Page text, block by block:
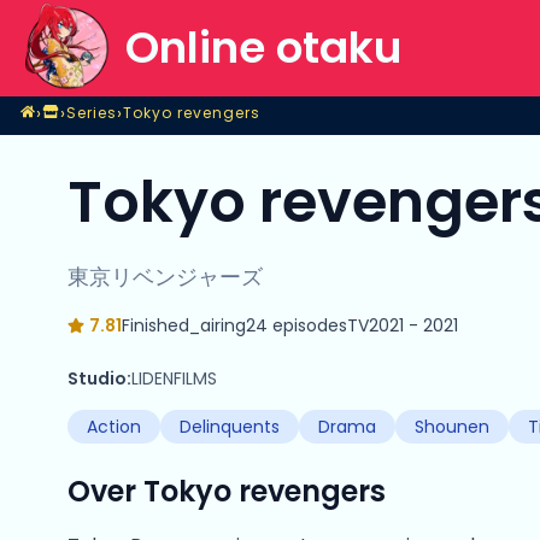
Online otaku
Home
›Shop
›Series
Series›Tokyo revengers
Tokyo revengers
Tokyo
東京リベンジャーズ
7.81Finished_airing24 episodesTV2021 - 2021
Studio:LIDENFILMS
Action
Delinquents Drama Shounen
Over Tokyo revengers